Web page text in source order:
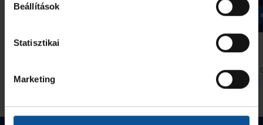
Beállítások
Statisztikai
Marketing
#kékek Tour 1. állomás:
Hódmezővásárhely
2026. aug.
Indul a helyszíni
bérletértékesítés